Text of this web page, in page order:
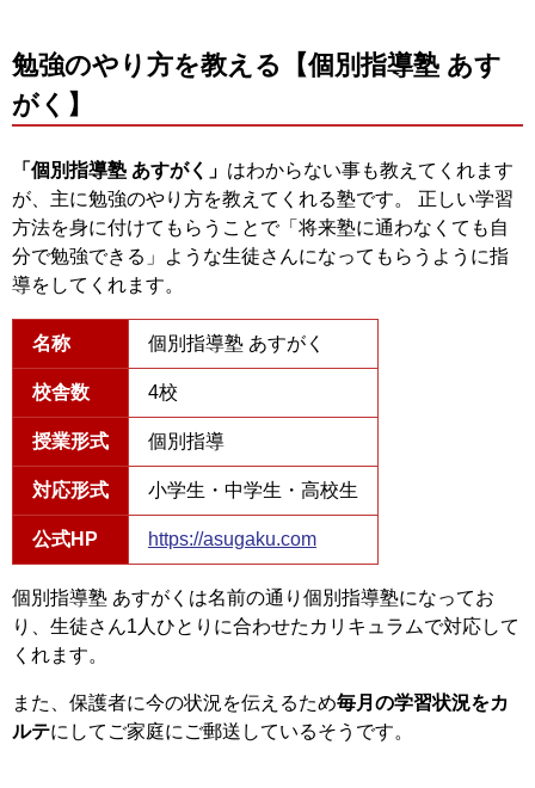
勉強のやり方を教える【個別指導塾 あす
がく】
「個別指導塾 あすがく」 はわからない事も教えてくれます
が、主に勉強のやり方を教えてくれる塾です。 正しい学習
方法を身に付けてもらうことで「将来塾に通わなくても自
分で勉強できる」ような生徒さんになってもらうように指
導をしてくれます。
名称 個別指導塾 あすがく
校舎数 4校
授業形式 個別指導
対応形式 小学生・中学生・高校生
公式HP https://asugaku.com
個別指導塾 あすがくは名前の通り個別指導塾になってお
り、生徒さん1人ひとりに合わせたカリキュラムで対応して
くれます。
また、保護者に今の状況を伝えるため毎月の学習状況をカ
ルテにしてご家庭にご郵送しているそうです。